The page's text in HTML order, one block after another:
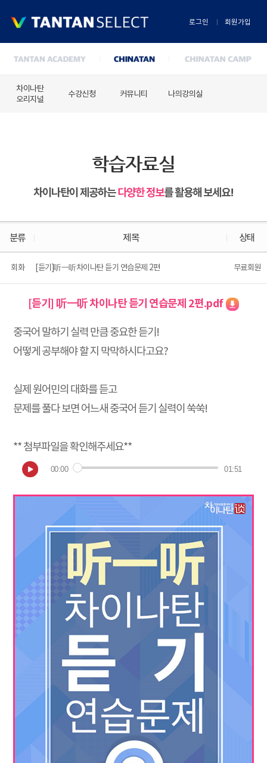
로그인 회원가입
차이나탄
오리지널
수강신청 커뮤니티 나의강의실
학습자료실
차이나탄이 제공하는다양한 정보를 활용해 보세요!
분류 제목 상태
회화 [듣기]听一听차이나탄 듣기 연습문제 2편 무료회원
[듣기] 听一听 차이나탄 듣기 연습문제 2편.pdf
중국어 말하기 실력 만큼 중요한 듣기!
어떻게 공부해야 할 지 막막하시다고요?
실제 원어민의 대화를 듣고
문제를 풀다 보면 어느새 중국어 듣기 실력이 쑥쑥!
** 첨부파일을 확인해주세요**
00:00 01:51